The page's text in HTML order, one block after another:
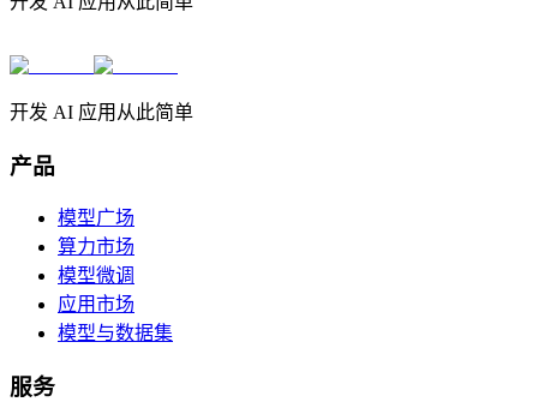
开发 AI 应用从此简单
产品
模型广场
算力市场
模型微调
应用市场
模型与数据集
服务